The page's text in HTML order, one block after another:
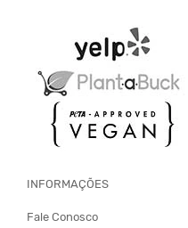
INFORMAÇÕES
Fale Conosco